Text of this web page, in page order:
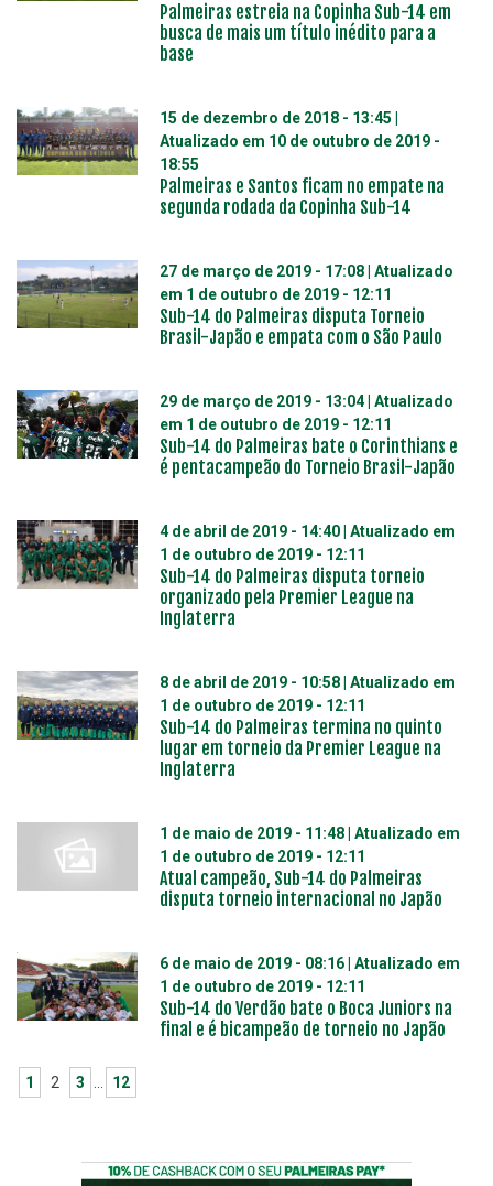
Palmeiras estreia na Copinha Sub-14 em
busca de mais um título inédito para a
base
15 de dezembro de 2018 - 13:45
Atualizado em 10 de outubro de 2019 -
18:55
Palmeiras e Santos ficam no empate na
segunda rodada da Copinha Sub-14
27 de março de 2019 - 17:08 | Atualizado
em 1 de outubro de 2019 - 12:11
Sub-14 do Palmeiras disputa Torneio
Brasil-Japão e empata com o São Paulo
29 de março de 2019 - 13:04| Atualizado
em 1 de outubro de 2019 - 12:11
Sub-14 do Palmeiras bate o Corinthians e
é pentacampeão do Torneio Brasil-Japão
4 de abril de 2019 - 14:40 | Atualizado em
1 de outubro de 2019 - 12:11
Sub-14 do Palmeiras disputa torneio
organizado pela Premier League na
Inglaterra
8 de abril de 2019 - 10:58 | Atualizado em
1 de outubro de 2019 - 12:11
Sub-14 do Palmeiras termina no quinto
lugar em torneio da Premier League na
Inglaterra
1 de maio de 2019 - 11:48 | Atualizado em
1 de outubro de 2019 - 12:11
Atual campeão, Sub-14 do Palmeiras
disputa torneio internacional no Japão
6 de maio de 2019 - 08:16 | Atualizado em
1 de outubro de 2019 - 12:11
Sub-14 do Verdão bate o Boca Juniors na
final e é bicampeão de torneio no Japão
1 2 3 12